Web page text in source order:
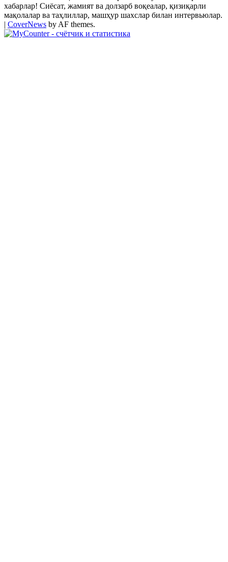
хабарлар! Сиёсат, жамият ва долзарб воқеалар, қизиқарли
мақолалар ва таҳлиллар, машҳур шахслар билан интервьюлар.
| CoverNews by AF themes.